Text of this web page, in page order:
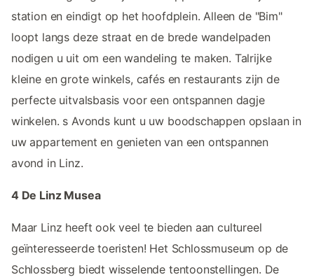
station en eindigt op het hoofdplein. Alleen de "Bim"
loopt langs deze straat en de brede wandelpaden
nodigen u uit om een wandeling te maken. Talrijke
kleine en grote winkels, cafés en restaurants zijn de
perfecte uitvalsbasis voor een ontspannen dagje
winkelen. s Avonds kunt u uw boodschappen opslaan in
uw appartement en genieten van een ontspannen
avond in Linz.
4 De Linz Musea
Maar Linz heeft ook veel te bieden aan cultureel
geïnteresseerde toeristen! Het Schlossmuseum op de
Schlossberg biedt wisselende tentoonstellingen. De